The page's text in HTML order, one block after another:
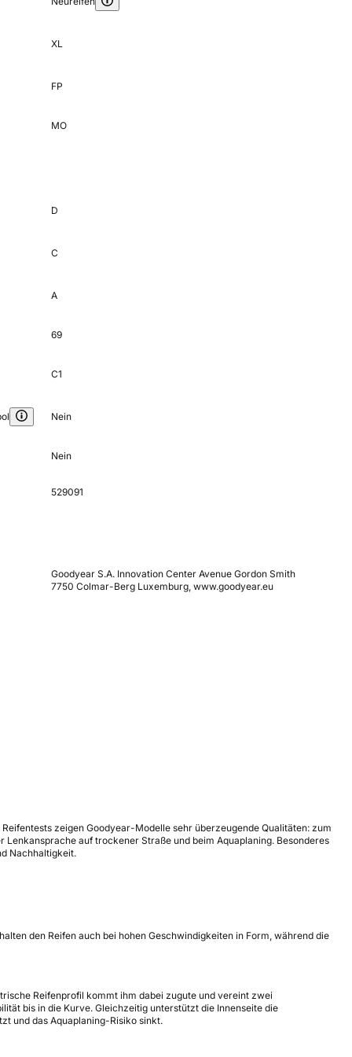
XL
FP
MO
D
C
A
69
C1
Nein
Nein
529091
Goodyear S.A. Innovation Center Avenue Gordon Smith
7750 Colmar-Berg Luxemburg, www.goodyear.eu
zeigen Goodyear-Modelle sehr überzeugende Qualitäten: zum
auf trockener Straße und beim Aquaplaning. Besonderes
Nachhaltigkeit.
den Reifen auch bei hohen Geschwindigkeiten in Form, während die
Reifenprofil kommt ihm dabei zugute und vereint zwei
bis in die Kurve. Gleichzeitig unterstützt die Innenseite die
und das Aquaplaning-Risiko sinkt.